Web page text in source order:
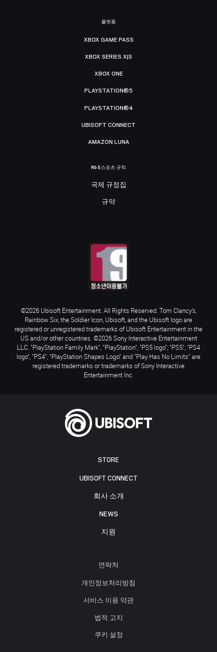
STORE
UBISOFT CONNECT
회사 소개
NEWS
지원
연락처
개인정보처리방침
서비스 이용 약관
법적 고지
쿠키 설정
플랫폼
XBOX GAME PASS
XBOX SERIES X|S
XBOX ONE
PLAYSTATION®5
PLAYSTATION®4
UBISOFT CONNECT
AMAZON LUNA
R6 E스포츠 규칙
국제 규정집
규약
©2026 Ubisoft Entertainment. All Rights Reserved. Tom Clancy’s,
Rainbow Six, the Soldier Icon, Ubisoft, and the Ubisoft logo are
registered or unregistered trademarks of Ubisoft Entertainment in the
US and/or other countries. ©2026 Sony Interactive Entertainment
LLC. "PlayStation Family Mark", "PlayStation", "PS5 logo", "PS5", "PS4
logo", "PS4", "PlayStation Shapes Logo" and "Play Has No Limits" are
registered trademarks or trademarks of Sony Interactive
Entertainment Inc.